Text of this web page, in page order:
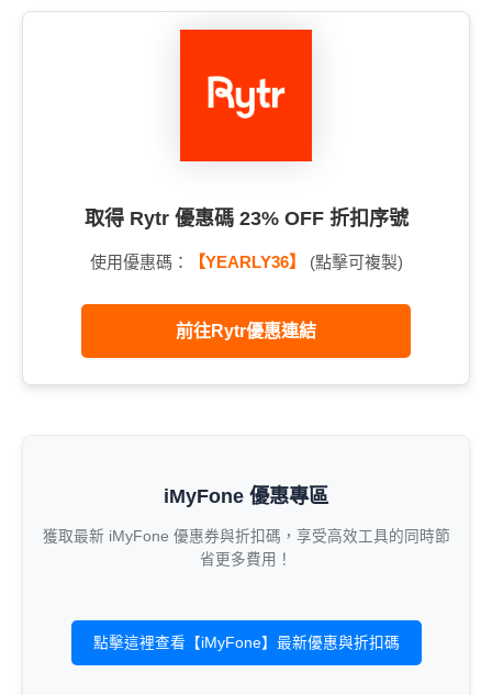
取得 Rytr 優惠碼 23% OFF 折扣序號
使用優惠碼： 【YEARLY36】 (點擊可複製)
前往Rytr優惠連結
iMyFone 優惠專區
獲取最新 iMyFone 優惠券與折扣碼，享受高效工具的同時節
省更多費用！
點擊這裡查看【iMyFone】最新優惠與折扣碼